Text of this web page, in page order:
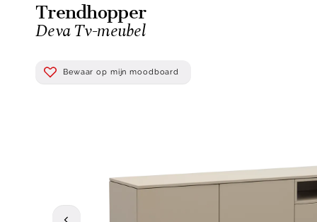
Trendhopper
Deva Tv-meubel
Bewaar op mijn moodboard